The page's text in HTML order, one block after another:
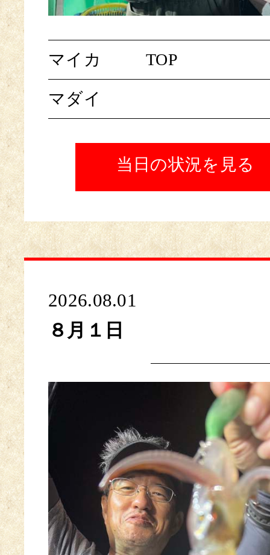
マイカ TOP
マダイ
当日の状況を見る
2026.08.01
８月１日